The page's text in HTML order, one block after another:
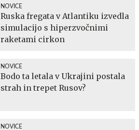
NOVICE
Ruska fregata v Atlantiku izvedla
simulacijo s hiperzvočnimi
raketami cirkon
NOVICE
Bodo ta letala v Ukrajini postala
strah in trepet Rusov?
NOVICE